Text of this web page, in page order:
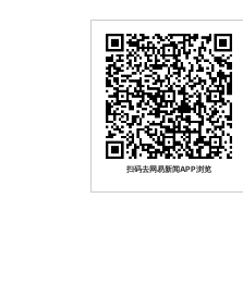
扫码去网易新闻APP浏览